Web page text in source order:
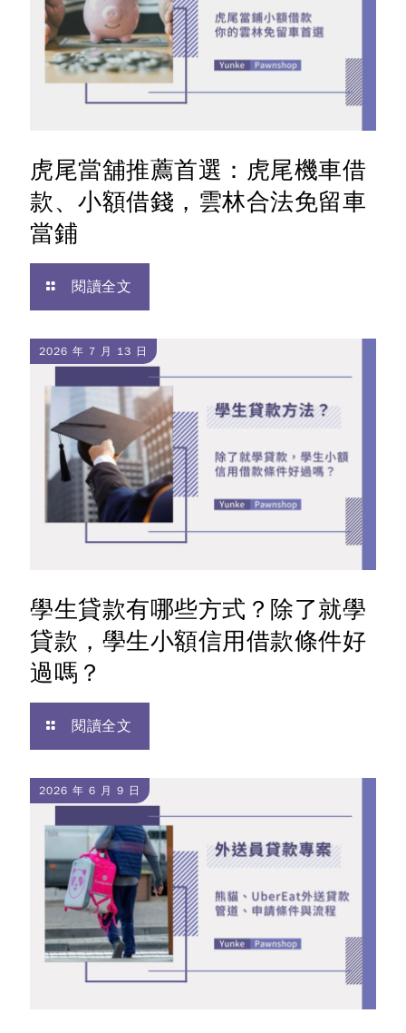
虎尾當舖推薦首選：虎尾機車借
款、小額借錢，雲林合法免留車
當鋪
閱讀全文
2026 年 7 月 13 日
學生貸款有哪些方式？除了就學
貸款，學生小額信用借款條件好
過嗎？
閱讀全文
2026 年 6 月 9 日